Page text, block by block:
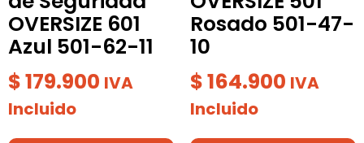
OVERSIZE 601
Azul 501-62-11
$179.900 IVA
Incluido
la
página
de
producto
Rosado 501-47-
10
$164.900 IVA
Incluido
la
página
de
producto